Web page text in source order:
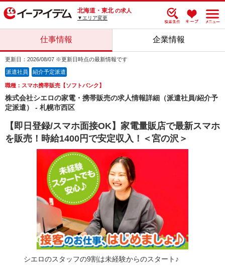
北海道・東北 の求人
▼エリア変更
仕事情報 企業情報
更新日：2026/08/07 ※更新日時点の最新情報です
派遣社員 紹介予定派遣
職種：スマホ携帯販売【ソフトバンク】
株式会社シエロの家電・携帯販売の求人情報詳細（派遣社員/紹介予
定派遣） - 札幌市西区
【即日登録/スマホ面接OK】家電量販店で最新スマホ
を販売！時給1400円で安定収入！＜宮の沢＞
シエロのスタッフの9割は未経験からのスタート♪